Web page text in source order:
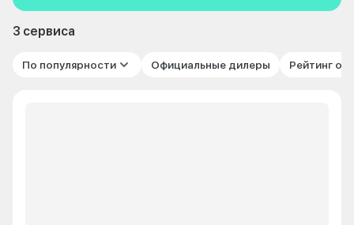
3 сервиса
По популярности Официальные дилеры Рейтинг